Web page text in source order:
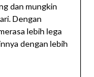
dan mungkin
Dengan
lebih lega
dengan lebih